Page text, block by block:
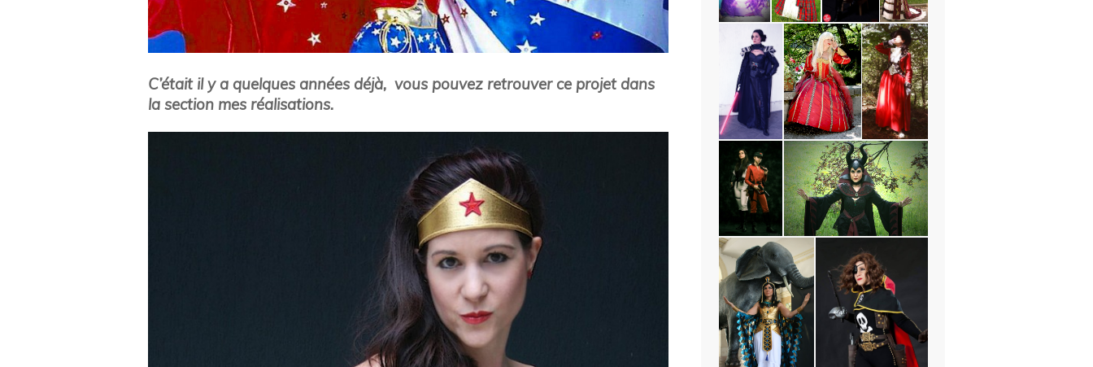
C’était il y a quelques années déjà, vous pouvez retrouver ce projet dans
la section mes réalisations.